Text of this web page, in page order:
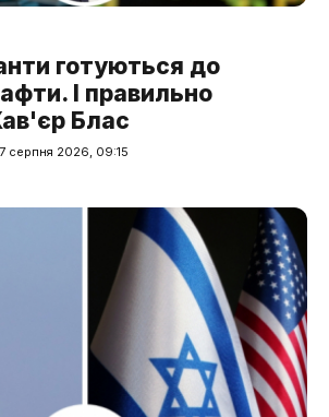
готуються до
І правильно
Блас
серпня 2026, 09:15